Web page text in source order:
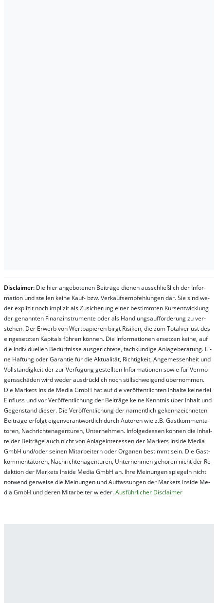
Dis­clai­mer: Die hier an­ge­bo­te­nen Bei­trä­ge die­nen aus­schließ­lich der In­for­
ma­t­ion und stel­len kei­ne Kauf- bzw. Ver­kaufs­em­pfeh­lung­en dar. Sie sind we­
der ex­pli­zit noch im­pli­zit als Zu­sich­er­ung ei­ner be­stim­mt­en Kurs­ent­wick­lung
der ge­nan­nt­en Fi­nanz­in­stru­men­te oder als Handl­ungs­auf­for­der­ung zu ver­
steh­en. Der Er­werb von Wert­pa­pier­en birgt Ri­si­ken, die zum To­tal­ver­lust des
ein­ge­setz­ten Ka­pi­tals füh­ren kön­nen. Die In­for­ma­tion­en er­setz­en kei­ne, auf
die in­di­vi­du­el­len Be­dür­fnis­se aus­ge­rich­te­te, fach­kun­di­ge An­la­ge­be­ra­tung. Ei­
ne Haf­tung oder Ga­ran­tie für die Ak­tu­ali­tät, Rich­tig­keit, An­ge­mes­sen­heit und
Vol­lständ­ig­keit der zur Ver­fü­gung ge­stel­lt­en In­for­ma­tion­en so­wie für Ver­mö­
gens­schä­den wird we­der aus­drück­lich noch stil­lschwei­gend über­nom­men.
Die Mar­kets In­side Me­dia GmbH hat auf die ver­öf­fent­lich­ten In­hal­te kei­ner­lei
Ein­fluss und vor Ver­öf­fent­lich­ung der Bei­trä­ge kei­ne Ken­nt­nis über In­halt und
Ge­gen­stand die­ser. Die Ver­öf­fent­lich­ung der na­ment­lich ge­kenn­zeich­net­en
Bei­trä­ge er­folgt ei­gen­ver­ant­wort­lich durch Au­tor­en wie z.B. Gast­kom­men­ta­
tor­en, Nach­richt­en­ag­en­tur­en, Un­ter­neh­men. In­fol­ge­des­sen kön­nen die In­hal­
te der Bei­trä­ge auch nicht von An­la­ge­in­te­res­sen der Mar­kets In­side Me­dia
GmbH und/oder sei­nen Mit­ar­bei­tern oder Or­ga­nen be­stim­mt sein. Die Gast­
kom­men­ta­tor­en, Nach­rich­ten­ag­en­tur­en, Un­ter­neh­men ge­hör­en nicht der Re­
dak­tion der Mar­kets In­side Me­dia GmbH an. Ihre Mei­nung­en spie­geln nicht
not­wen­di­ger­wei­se die Mei­nung­en und Auf­fas­sung­en der Mar­kets In­side Me­
dia GmbH und de­ren Mit­ar­bei­ter wie­der.Aus­führ­lich­er Dis­clai­mer